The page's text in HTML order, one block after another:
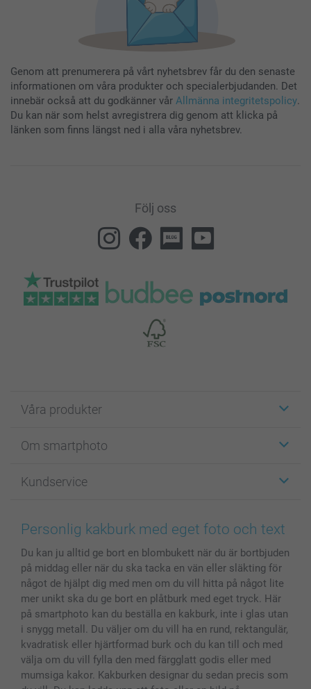
Genom att prenumerera på vårt nyhetsbrev får du den senaste
informationen om våra produkter och specialerbjudanden. Det
innebär också att du godkänner vår Allmänna integritetspolicy.
Du kan när som helst avregistrera dig genom att klicka på
länken som finns längst ned i alla våra nyhetsbrev.
Följ oss
Våra produkter
Fotokort
Fotoböcker
Bilder, Fotoförstoring & Fotohäften
Skal till Mobil & Surfplatta
MyNameBook
Fotoalmanackor & Fotoagenda
Fotoramar & Tillbehör
Presentkort
Alla fotoprodukter
Om smartphoto
För affiliates
Cookie Policy
Villkor och garantier
Investor Relations
Kundservice
smartgaranti
smartbonus
Priser & betalning
Status på beställningar
Personlig kakburk med eget foto och text
Du kan ju alltid ge bort en blombukett när du är bortbjuden
på middag eller när du ska tacka en vän eller släkting för
något de hjälpt dig med men om du vill hitta på något lite
mer unikt ska du ge bort en plåtburk med eget tryck. Här
på smartphoto kan du beställa en kakburk, inte i glas utan
i snygg metall. Du väljer om du vill ha en rund, rektangulär,
kvadratisk eller hjärtformad burk och du kan till och med
välja om du vill fylla den med färgglatt godis eller med
mumsiga kakor. Kakburken designar du sedan precis som